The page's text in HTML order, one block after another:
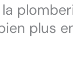
la
plus